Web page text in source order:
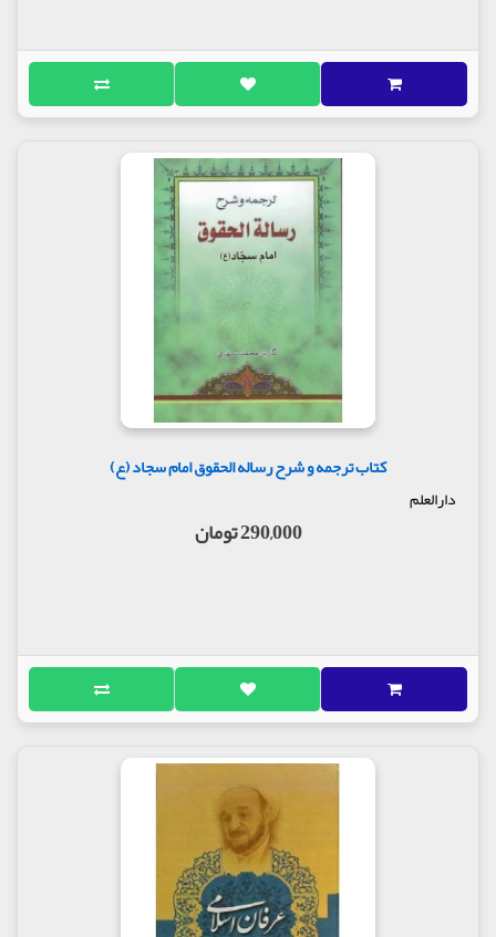
کتاب ترجمه و شرح رساله الحقوق امام سجاد (ع)
دارالعلم
290,000 تومان